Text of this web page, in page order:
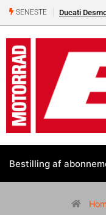
SENESTE Ducati
Bestilling af